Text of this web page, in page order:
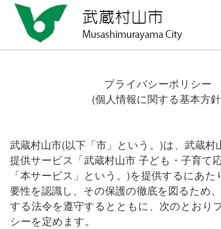
プライバシーポリシー
(個人情報に関する基本方
武蔵村山市(以下「市」という。)は、武蔵村
提供サービス「武蔵村山市 子ども・子育て
「本サービス」という。)を提供するにあ
要性を認識し、その保護の徹底を図るため
する法令を遵守するとともに、次のとおり
シーを定めます。